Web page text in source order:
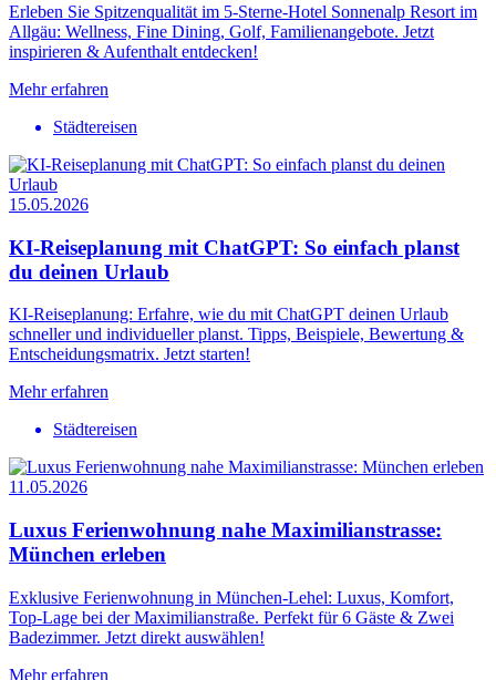
Erleben Sie Spitzenqualität im 5-Sterne-Hotel Sonnenalp Resort im
Allgäu: Wellness, Fine Dining, Golf, Familienangebote. Jetzt
inspirieren & Aufenthalt entdecken!
Mehr erfahren
Städtereisen
15.05.2026
KI-Reiseplanung mit ChatGPT: So einfach planst
du deinen Urlaub
KI-Reiseplanung: Erfahre, wie du mit ChatGPT deinen Urlaub
schneller und individueller planst. Tipps, Beispiele, Bewertung &
Entscheidungsmatrix. Jetzt starten!
Mehr erfahren
Städtereisen
11.05.2026
Luxus Ferienwohnung nahe Maximilianstrasse:
München erleben
Exklusive Ferienwohnung in München-Lehel: Luxus, Komfort,
Top-Lage bei der Maximilianstraße. Perfekt für 6 Gäste & Zwei
Badezimmer. Jetzt direkt auswählen!
Mehr erfahren